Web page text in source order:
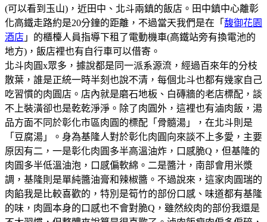
(可以看到玉山)，近田中、北斗兩鎮的飯店。田中鎮中心離彰
化高鐵走路約是20分鐘的距離，不過當天我們是在「 馥御花園
酒店 」的櫃檯人員指導下租了電動機車(高鐵站旁有換電池的
地方)，飯店裡也有自行車可以借寄。
北斗肉圓x眾多，據說都是同一派系源流，經過百來年的分枝
散葉，誰是正統一時半刻也說不清，每個北斗也都有幾家自己
吃習慣的肉圓店。 店內就是磨石地板、白磚牆的老店標配，談
不上裝潢卻也是乾乾淨淨。 除了肉圓外，這裡也有滷肉飯，湯
品方面不同於彰化市區肉圓的標配「骨髓湯」，在北斗則是
「豆腐湯」。 身為基隆人對於彰化肉圓向來談不上多愛，主要
原因有二，一是彰化肉圓多半高溫油炸，口感脆Q，但基隆的
肉圓多半低溫油泡，口感偏軟綿。二是醬汁，南部會用米漿
調，基隆則是單純醬油膏和辣椒醬。不過說來，這家肉圓瑞的
肉餡我是比較喜歡的，特別是筍竹的部份口感、味道都有基隆
的味，肉圓本身的口感也不會對脆Q，雖然絞肉的部份我還是